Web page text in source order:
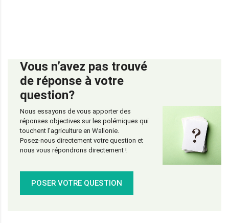
Vous n’avez pas trouvé
de réponse à votre
question?
Nous essayons de vous apporter des
réponses objectives sur les polémiques qui
touchent l'agriculture en Wallonie.
Posez-nous directement votre question et
nous vous répondrons directement !
POSER VOTRE QUESTION